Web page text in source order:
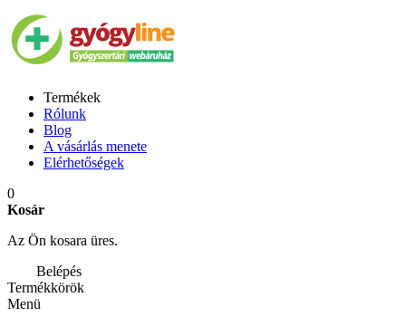
Termékek
Rólunk
Blog
A vásárlás menete
Elérhetőségek
0
Kosár
Az Ön kosara üres.
Belépés
Termékkörök
Menü